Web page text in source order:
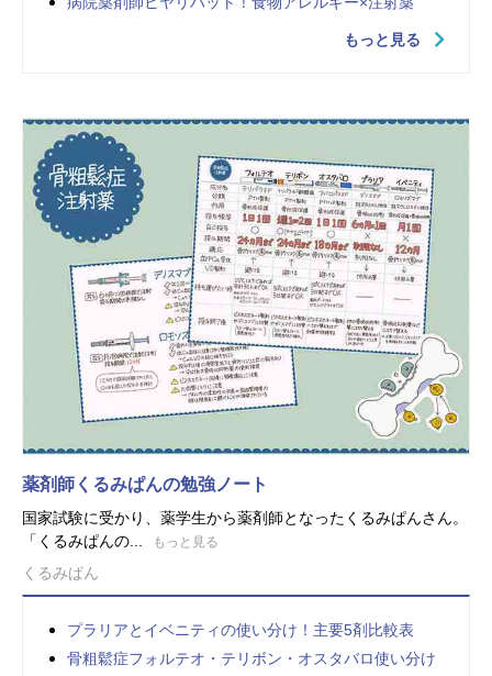
もっと見る
薬剤師くるみぱんの勉強ノート
国家試験に受かり、薬学生から薬剤師となったくるみぱんさん。
「くるみぱんの...
もっと見る
くるみぱん
プラリアとイベニティの使い分け！主要5剤比較表
骨粗鬆症フォルテオ・テリボン・オスタバロ使い分け